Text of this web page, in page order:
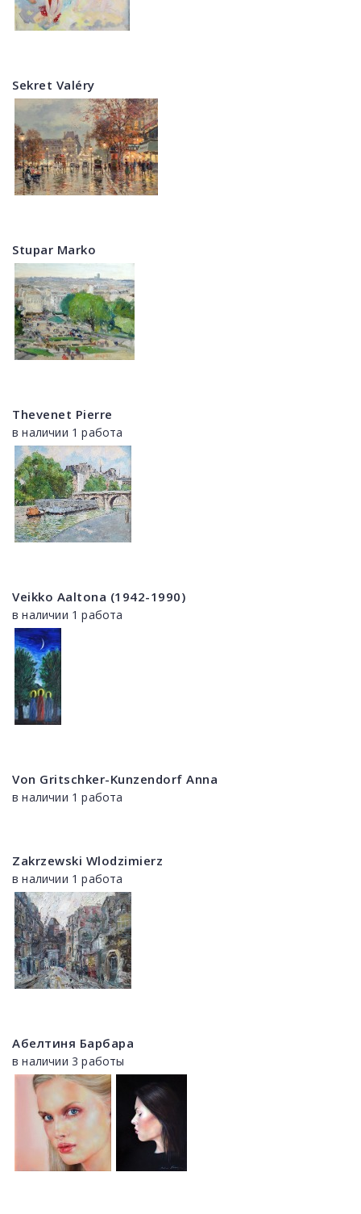
Sekret Valéry
Stupar Marko
Thevenet Pierre
в наличии 1 работа
Veikko Aaltona (1942-1990)
в наличии 1 работа
Von Gritschker-Kunzendorf Anna
в наличии 1 работа
Zakrzewski Wlodzimierz
в наличии 1 работа
Абелтиня Барбара
в наличии 3 работы